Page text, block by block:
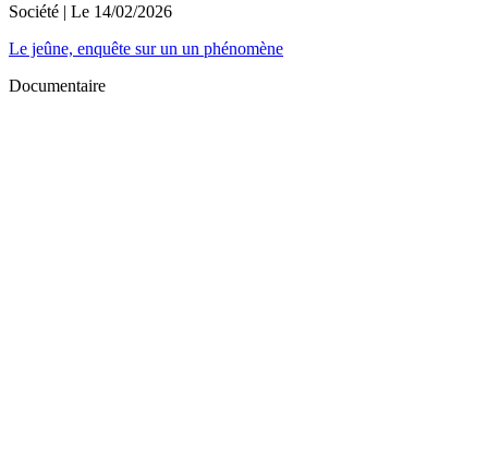
Société | Le 14/02/2026
Le jeûne, enquête sur un un phénomène
Documentaire